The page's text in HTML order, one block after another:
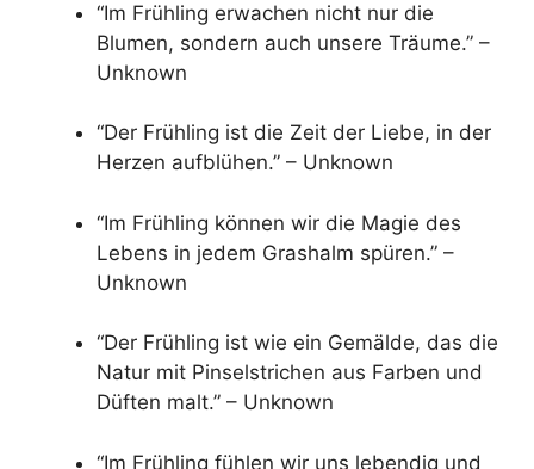
“Im Frühling erwachen nicht nur die
Blumen, sondern auch unsere Träume.” –
Unknown
“Der Frühling ist die Zeit der Liebe, in der
Herzen aufblühen.” – Unknown
“Im Frühling können wir die Magie des
Lebens in jedem Grashalm spüren.” –
Unknown
“Der Frühling ist wie ein Gemälde, das die
Natur mit Pinselstrichen aus Farben und
Düften malt.” – Unknown
“Im Frühling fühlen wir uns lebendig und